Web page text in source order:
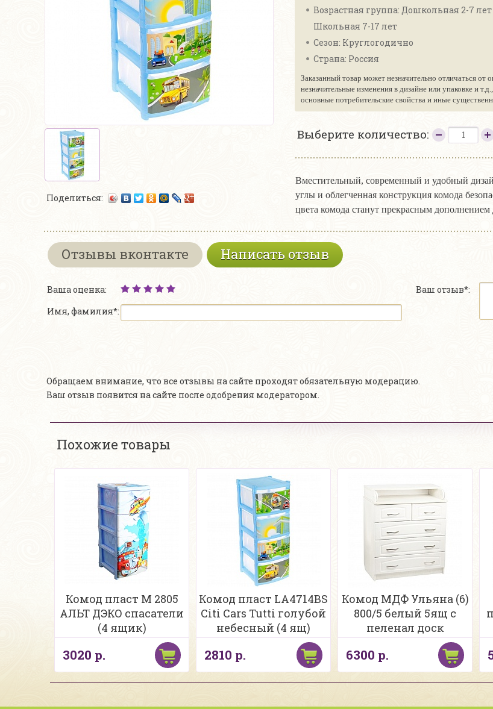
Поделиться:
Возрастная группа: Дошкольная 2-7 лет
Школьная 7-17 лет
Сезон: Круглогодично
Страна: Россия
Заказанный товар может незначительно отличаться
незначительные изменения в дизайне или упаковке и
основные потребительские свойства и иные
Выберите количество:
Вместительный, современный и удобный
углы и облегченная конструкция комода
цвета комода станут прекрасным дополнением
Отзывы вконтакте Написать отзыв
Ваша оценка:
Имя, фамилия*:
Ваш отзыв*:
Обращаем внимание, что все отзывы на сайте проходят обязательную модерацию.
Ваш отзыв появится на сайте после одобрения модератором.
Похожие товары
Комод пласт М 2805
АЛЬТ ДЭКО спасатели
(4 ящик)
3020 р.
Комод пласт LA4714BS
Citi Cars Tutti голубой
небесный (4 ящ)
2810 р.
Комод МДФ Ульяна (6)
800/5 белый 5ящ с
пеленал доск
6300 р.